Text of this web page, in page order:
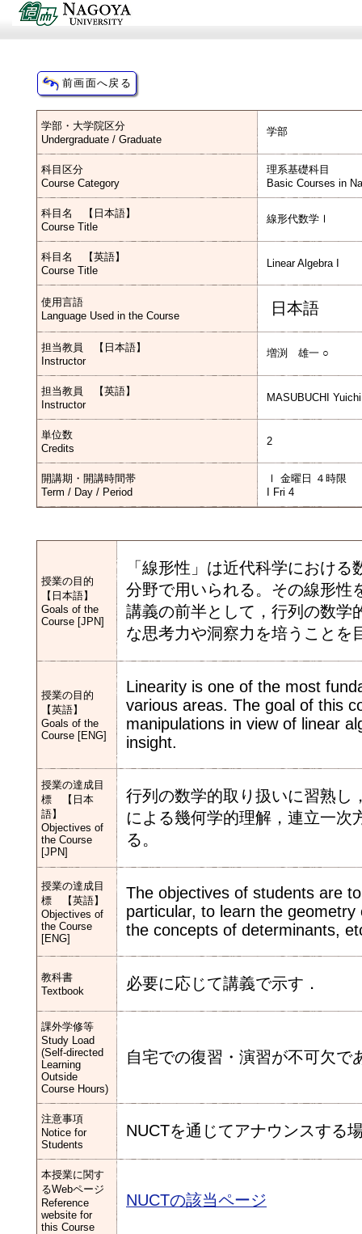
学部・大学院区分
Undergraduate / Graduate
学部
科目区分
Course Category
理系基礎科目
Basic Courses in
科目名 【日本語】
Course Title
線形代数学Ⅰ
科目名 【英語】
Course Title
Linear Algebra I
使用言語
Language Used in the Course
日本語
担当教員 【日本語】
Instructor
増渕 雄一 ○
担当教員 【英語】
Instructor
MASUBUCHI
単位数
Credits
2
開講期・開講時間帯
Term / Day / Period
Ⅰ 金曜日 ４時限
I Fri 4
授業の目的
【日本語】
Goals of the
Course [JPN]
「線形性」は近代科学におけ
分野で用いられる。その線形性
講義の前半として，行列の数学
な思考力や洞察力を培うことを
授業の目的
【英語】
Goals of the
Course [ENG]
Linearity is one of the most
various areas. The goal of this
manipulations in view of linear
insight.
授業の達成目
標 【日本
語】
Objectives of
the Course
[JPN]
行列の数学的取り扱いに習熟し
による幾何学的理解，連立一次
る。
授業の達成目
標 【英語】
Objectives of
the Course
[ENG]
The objectives of students are
particular, to learn the
the concepts of determinants,
教科書
Textbook
必要に応じて講義で示す．
課外学修等
Study Load
(Self-directed
Learning
Outside
Course Hours)
自宅での復習・演習が不可欠で
注意事項
Notice for
Students
NUCTを通じてアナウンスする
本授業に関す
るWebページ
Reference
website for
this Course
NUCTの該当ページ